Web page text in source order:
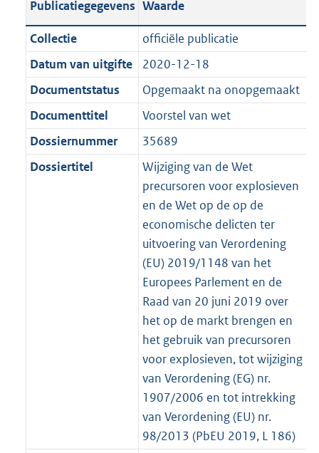
i
e
i
n
f
r
m
4
K
b
t
i
e
i
n
o
r
:
K
b
a
t
i
e
i
f
o
e
2
0
K
c
a
t
i
e
n
f
t
:
2
8
b
a
n
d
s
g
r
o
t
t
e
:
3
K
b
a
n
d
s
g
r
o
t
t
e
3
K
b
Publicatiegegevens Waarde
Collectie
officiële publicatie
Datum van uitgifte
2020-12-18
Documentstatus
Opgemaakt na onopgemaakt
Documenttitel
Voorstel van wet
Dossiernummer
35689
Dossiertitel
Wijziging van de Wet
precursoren voor explosieven
en de Wet op de op de
economische delicten ter
uitvoering van Verordening
(EU) 2019/1148 van het
Europees Parlement en de
Raad van 20 juni 2019 over
het op de markt brengen en
het gebruik van precursoren
voor explosieven, tot wijziging
van Verordening (EG) nr.
1907/2006 en tot intrekking
van Verordening (EU) nr.
98/2013 (PbEU 2019, L 186)